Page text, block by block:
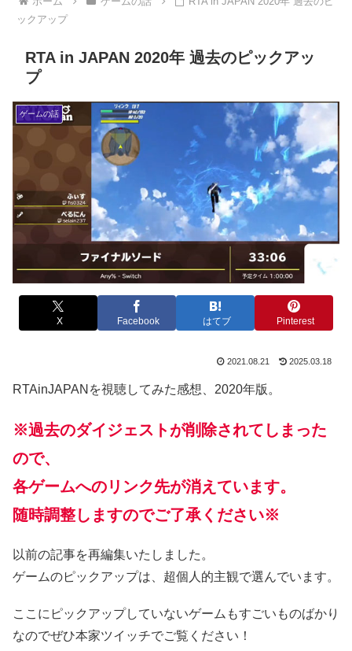
ックアップ
RTA in JAPAN 2020年 過去のピックアッ
プ
ゲームの話
X Facebook はてブ Pinterest
2021.08.21 2025.03.18
RTAinJAPANを視聴してみた感想、2020年版。
※過去のダイジェストが削除されてしまった
ので、
各ゲームへのリンク先が消えています。
随時調整しますのでご了承ください※
以前の記事を再編集いたしました。
ゲームのピックアップは、超個人的主観で選んでいます。
ここにピックアップしていないゲームもすごいものばかり
なのでぜひ本家ツイッチでご覧ください！